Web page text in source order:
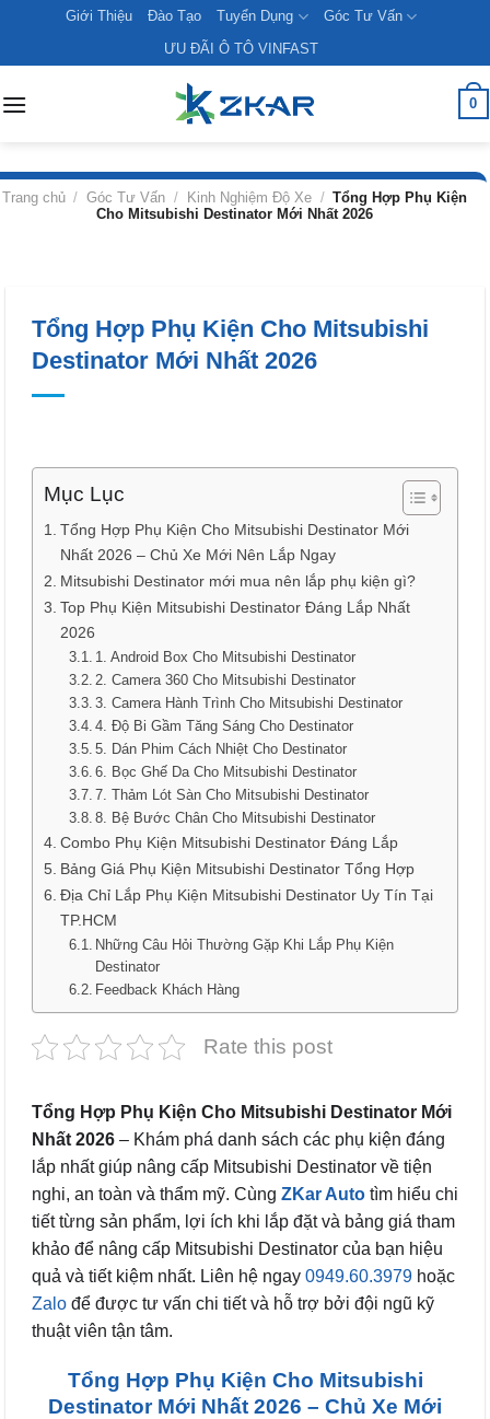
content
Giới Thiệu Đào Tạo Tuyển Dụng
Góc Tư Vấn
ƯU ĐÃI Ô TÔ VINFAST
0
Trang chủ / Góc Tư Vấn / Kinh Nghiệm Độ Xe / Tổng Hợp Phụ Kiện
Cho Mitsubishi Destinator Mới Nhất 2026
Tổng Hợp Phụ Kiện Cho Mitsubishi
Destinator Mới Nhất 2026
Mục Lục
Tổng Hợp Phụ Kiện Cho Mitsubishi Destinator Mới
Nhất 2026 – Chủ Xe Mới Nên Lắp Ngay
Mitsubishi Destinator mới mua nên lắp phụ kiện gì?
Top Phụ Kiện Mitsubishi Destinator Đáng Lắp Nhất
2026
1. Android Box Cho Mitsubishi Destinator
2. Camera 360 Cho Mitsubishi Destinator
3. Camera Hành Trình Cho Mitsubishi Destinator
4. Độ Bi Gầm Tăng Sáng Cho Destinator
5. Dán Phim Cách Nhiệt Cho Destinator
6. Bọc Ghế Da Cho Mitsubishi Destinator
7. Thảm Lót Sàn Cho Mitsubishi Destinator
8. Bệ Bước Chân Cho Mitsubishi Destinator
Combo Phụ Kiện Mitsubishi Destinator Đáng Lắp
Bảng Giá Phụ Kiện Mitsubishi Destinator Tổng Hợp
Địa Chỉ Lắp Phụ Kiện Mitsubishi Destinator Uy Tín Tại
TP.HCM
Những Câu Hỏi Thường Gặp Khi Lắp Phụ Kiện
Destinator
Feedback Khách Hàng
Rate this post
Tổng Hợp Phụ Kiện Cho Mitsubishi Destinator Mới
Nhất 2026 – Khám phá danh sách các phụ kiện đáng
lắp nhất giúp nâng cấp Mitsubishi Destinator về tiện
nghi, an toàn và thẩm mỹ. Cùng ZKar Auto tìm hiểu chi
tiết từng sản phẩm, lợi ích khi lắp đặt và bảng giá tham
khảo để nâng cấp Mitsubishi Destinator của bạn hiệu
quả và tiết kiệm nhất. Liên hệ ngay 0949.60.3979 hoặc
Zalo để được tư vấn chi tiết và hỗ trợ bởi đội ngũ kỹ
thuật viên tận tâm.
Tổng Hợp Phụ Kiện Cho Mitsubishi
Destinator Mới Nhất 2026 – Chủ Xe Mới